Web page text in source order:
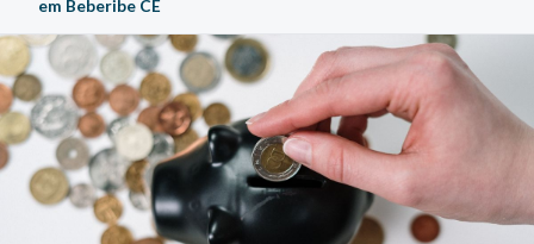
em Beberibe CE